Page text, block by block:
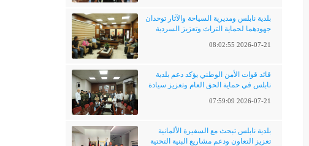
بلدية نابلس ومديرية السياحة والآثار توحدان
جهودهما لحماية التراث وتعزيز السردية
2026-07-21 08:02:55
قائد قوات الأمن الوطني يؤكد دعم بلدية
نابلس في حماية الحق العام وتعزيز سيادة
2026-07-21 07:59:09
بلدية نابلس تبحث مع السفيرة الألمانية
تعزيز التعاون ودعم مشاريع البنية التحتية